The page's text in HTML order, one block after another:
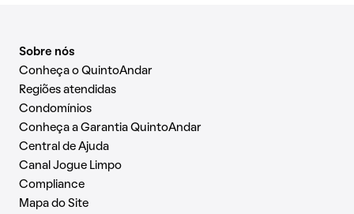
Sobre nós
Conheça o QuintoAndar
Regiões atendidas
Condomínios
Conheça a Garantia QuintoAndar
Central de Ajuda
Canal Jogue Limpo
Compliance
Mapa do Site